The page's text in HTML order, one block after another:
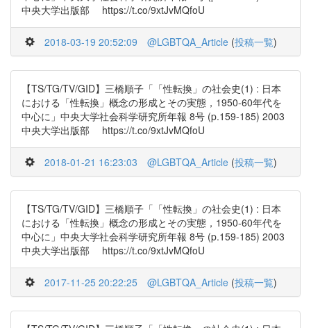
中央大学出版部 https://t.co/9xtJvMQfoU
2018-03-19 20:52:09 @LGBTQA_Article (投稿一覧)
【TS/TG/TV/GID】三橋順子「「性転換」の社会史(1) : 日本
における「性転換」概念の形成とその実態，1950-60年代を
中心に」中央大学社会科学研究所年報 8号 (p.159-185) 2003
中央大学出版部 https://t.co/9xtJvMQfoU
2018-01-21 16:23:03 @LGBTQA_Article (投稿一覧)
【TS/TG/TV/GID】三橋順子「「性転換」の社会史(1) : 日本
における「性転換」概念の形成とその実態，1950-60年代を
中心に」中央大学社会科学研究所年報 8号 (p.159-185) 2003
中央大学出版部 https://t.co/9xtJvMQfoU
2017-11-25 20:22:25 @LGBTQA_Article (投稿一覧)